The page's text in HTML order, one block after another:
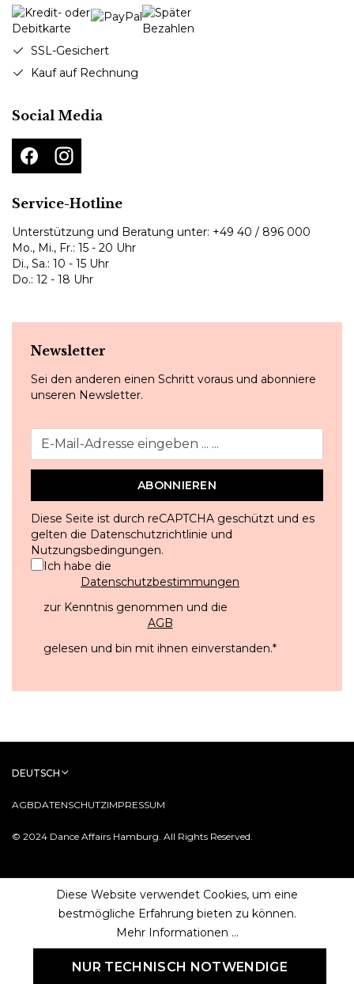
SSL-Gesichert
Kauf auf Rechnung
Social Media
Service-Hotline
Unterstützung und Beratung unter: +49 40 / 896 000
Mo., Mi., Fr.: 15 - 20 Uhr
Di., Sa.: 10 - 15 Uhr
Do.: 12 - 18 Uhr
Newsletter
Sei den anderen einen Schritt voraus und abonniere
unseren Newsletter.
ABONNIEREN
Diese Seite ist durch reCAPTCHA geschützt und es
gelten die Datenschutzrichtlinie und
Nutzungsbedingungen.
Ich habe die
Datenschutzbestimmungen
zur Kenntnis genommen und die
AGB
gelesen und bin mit ihnen einverstanden.*
© 2024 Dance Affairs Hamburg. All Rights Reserved.
AGBDATENSCHUTZIMPRESSUM
DEUTSCH
Diese Website verwendet Cookies, um eine
bestmögliche Erfahrung bieten zu können.
Mehr Informationen ...
NUR TECHNISCH NOTWENDIGE